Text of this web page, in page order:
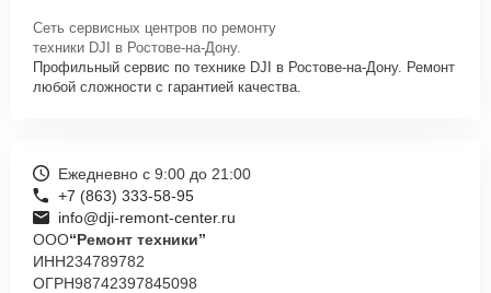
Сеть сервисных центров по ремонту
техники DJI в Ростове-на-Дону.
Профильный сервис по технике DJI в Ростове-на-Дону. Ремонт
любой сложности с гарантией качества.
Ежедневно с 9:00 до 21:00
+7 (863) 333-58-95
info@dji-remont-center.ru
ООО“Ремонт техники”
ИНН234789782
ОГРН98742397845098